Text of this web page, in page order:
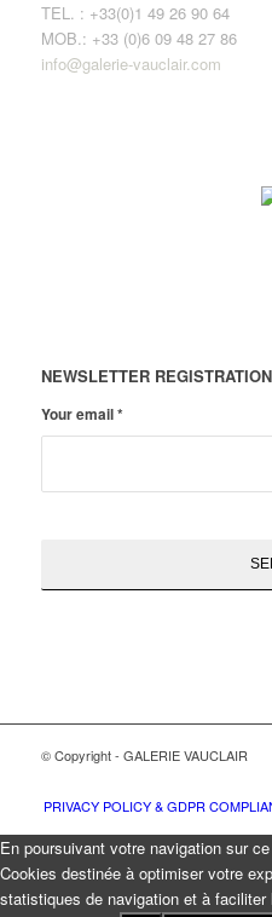
TEL. : +33(0)1 49 26 90 64
MOB.: +33 (0)6 09 48 27 86
info@galerie-vauclair.com
NEWSLETTER REGISTRATION
Your email*
© Copyright - GALERIE VAUCLAIR
PRIVACY POLICY & GDPR
En poursuivant votre navigation sur
Cookies destinée à optimiser votre
statistiques de navigation et à